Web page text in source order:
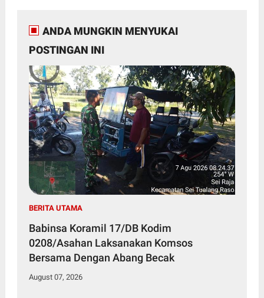
ANDA MUNGKIN MENYUKAI
POSTINGAN INI
BERITA UTAMA
Babinsa Koramil 17/DB Kodim
0208/Asahan Laksanakan Komsos
Bersama Dengan Abang Becak
August 07, 2026